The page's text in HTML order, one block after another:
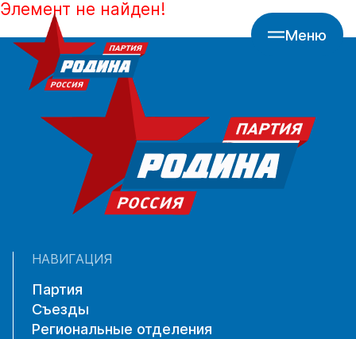
Меню
Элемент не найден!
НАВИГАЦИЯ
Партия
Съезды
Региональные отделения